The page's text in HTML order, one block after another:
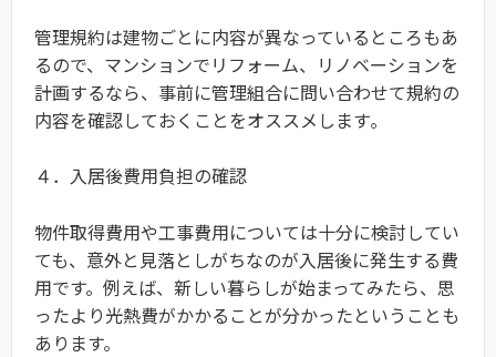
管理規約は建物ごとに内容が異なっているところもあ
るので、マンションでリフォーム、リノベーションを
計画するなら、事前に管理組合に問い合わせて規約の
内容を確認しておくことをオススメします｡
４．入居後費用負担の確認
物件取得費用や工事費用については十分に検討してい
ても、意外と見落としがちなのが入居後に発生する費
用です。 例えば、新しい暮らしが始まってみたら、思
ったより光熱費がかかることが分かったということも
あります。